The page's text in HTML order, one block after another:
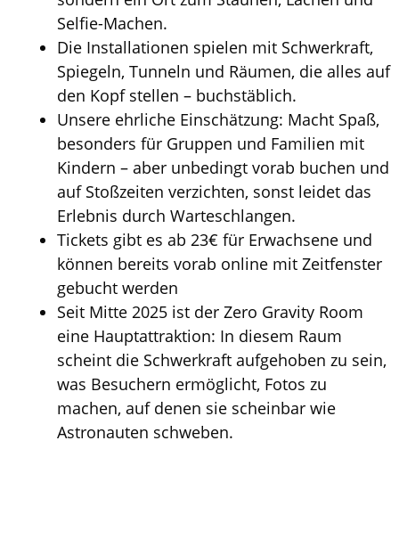
Selfie-Machen.
Die Installationen spielen mit Schwerkraft,
Spiegeln, Tunneln und Räumen, die alles auf
den Kopf stellen – buchstäblich.
Unsere ehrliche Einschätzung: Macht Spaß,
besonders für Gruppen und Familien mit
Kindern – aber unbedingt vorab buchen und
auf Stoßzeiten verzichten, sonst leidet das
Erlebnis durch Warteschlangen.
Tickets gibt es ab 23€ für Erwachsene und
können bereits vorab online mit Zeitfenster
gebucht werden
Seit Mitte 2025 ist der Zero Gravity Room
eine Hauptattraktion: In diesem Raum
scheint die Schwerkraft aufgehoben zu sein,
was Besuchern ermöglicht, Fotos zu
machen, auf denen sie scheinbar wie
Astronauten schweben.